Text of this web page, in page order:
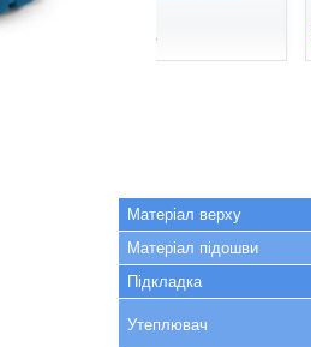
грн.
Матеріал верху
Матеріал підошви
Підкладка
Утеплювач